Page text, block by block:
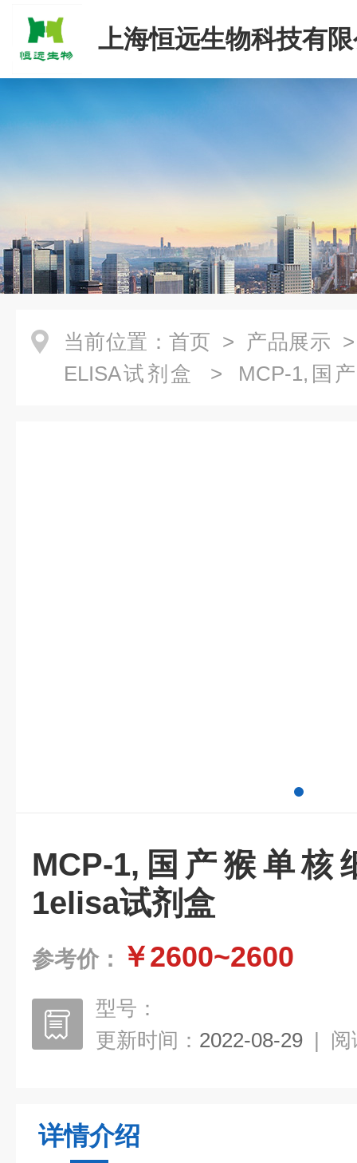
上海恒远生物科技有
当前位置： 首页 > 产品展示
ELISA试剂盒
> MCP-1,国
MCP-1,国产猴单核
1elisa试剂盒
参考价： ￥2600~2600
型号：
更新时间： 2022-08-29 | 阅
详情介绍